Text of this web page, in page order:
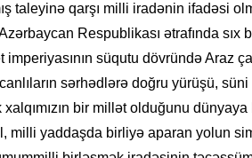
taleyinə qarşı milli iradənin ifadəsi
Respublikası ətrafında
imperiyasının süqutu dövründə Araz
sərhədlərə doğru yürüşü, süni
bir millət olduğunu
milli yaddaşda birliyə aparan yolun